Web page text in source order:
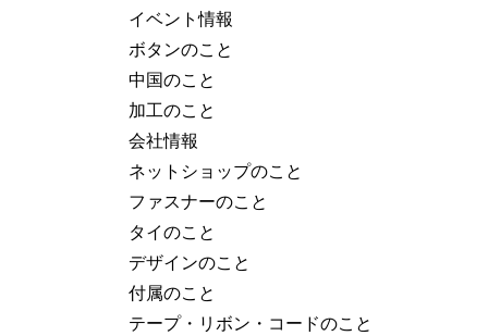
イベント情報
ボタンのこと
中国のこと
加工のこと
会社情報
ネットショップのこと
ファスナーのこと
タイのこと
デザインのこと
付属のこと
テープ・リボン・コードのこと